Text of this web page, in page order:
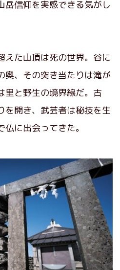
岳信仰を実感できる気がし
た山頂は死の世界。谷に
奥、その突き当たりは滝が
里と野生の境界線だ。古
を開き、武芸者は秘技を生
に出会ってきた。